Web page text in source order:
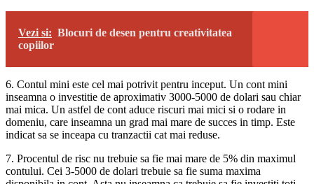
Vezi si: Blocuri de desen pentru creativitatea
copiilor
6. Contul mini este cel mai potrivit pentru inceput. Un cont mini
inseamna o investitie de aproximativ 3000-5000 de dolari sau chiar
mai mica. Un astfel de cont aduce riscuri mai mici si o rodare in
domeniu, care inseamna un grad mai mare de succes in timp. Este
indicat sa se inceapa cu tranzactii cat mai reduse.
7. Procentul de risc nu trebuie sa fie mai mare de 5% din maximul
contului. Cei 3-5000 de dolari trebuie sa fie suma maxima